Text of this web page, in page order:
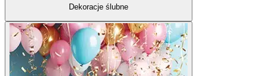
Dekoracje ślubne